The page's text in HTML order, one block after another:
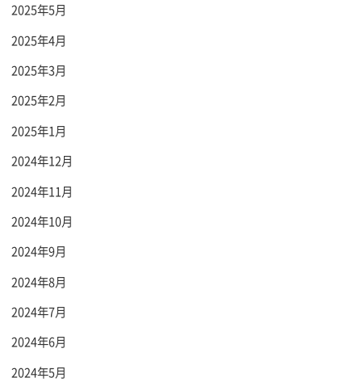
2025年5月
2025年4月
2025年3月
2025年2月
2025年1月
2024年12月
2024年11月
2024年10月
2024年9月
2024年8月
2024年7月
2024年6月
2024年5月